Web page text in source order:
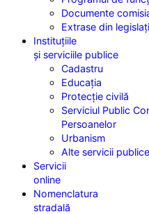
Documente
Extrase din
Instituțiile
și serviciile publice
Cadastru
Educația
Protecție civilă
Serviciul Public
Persoanelor
Urbanism
Alte servicii publice
Servicii
online
Nomenclatura
stradală